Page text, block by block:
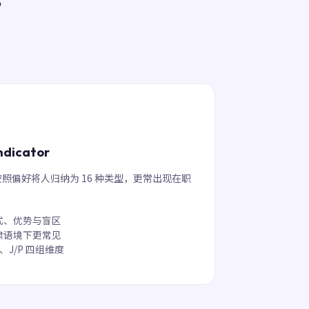
偏好将人归纳为 16 种类型，更常出现在职
优势与盲区
境下更常见
J/P 四组维度